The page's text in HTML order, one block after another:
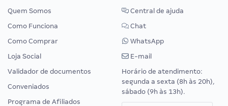
Quem Somos
Como Funciona
Como Comprar
Loja Social
Validador de documentos
Conveniados
Programa de Afiliados
Central de ajuda
Chat
WhatsApp
E-mail
Horário de atendimento:
segunda a sexta (8h às 20h),
sábado (9h às 13h).